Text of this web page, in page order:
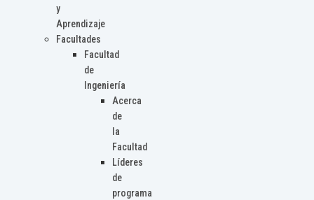
y
Aprendizaje
Facultades
Facultad
de
Ingeniería
Acerca
de
la
Facultad
Líderes
de
programa